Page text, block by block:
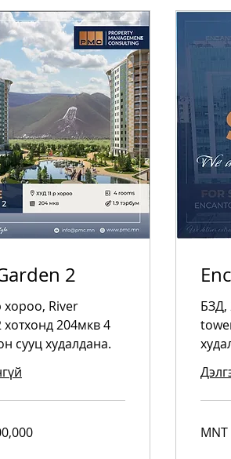
2
хороо, River
хотхонд 204мкв 4
сууц худалдана.
БЗД,